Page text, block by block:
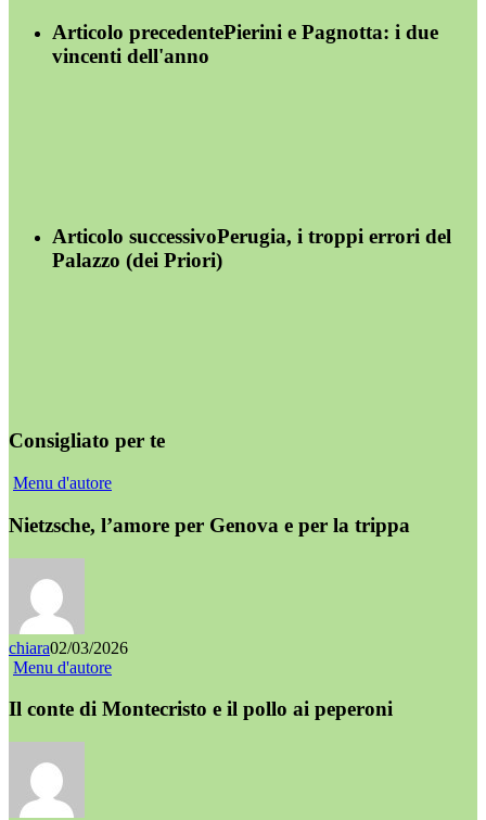
Articolo precedentePierini e Pagnotta: i due
vincenti dell'anno
Articolo successivoPerugia, i troppi errori del
Palazzo (dei Priori)
Consigliato per te
Menu d'autore
Nietzsche, l’amore per Genova e per la trippa
chiara02/03/2026
Menu d'autore
Il conte di Montecristo e il pollo ai peperoni